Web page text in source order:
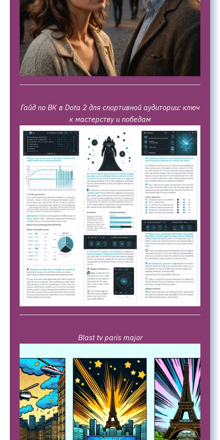
Гайд по ВК в Dota 2 для спортивной аудитории: ключ
к мастерству и победам
Blast tv paris major